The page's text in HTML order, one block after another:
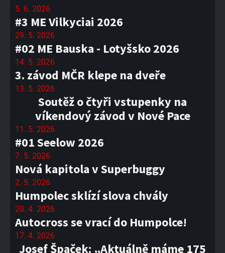
5. 6. 2026
#3 ME Vilkyciai 2026
29. 5. 2026
#02 ME Bauska - Lotyšsko 2026
14. 5. 2026
3. závod MČR klepe na dveře
13. 5. 2026
Soutěž o čtyři vstupenky na
víkendový závod v Nové Pace
11. 5. 2026
#01 Seelow 2026
7. 5. 2026
Nová kapitola v Superbuggy
2. 5. 2026
Humpolec sklízí slova chvály
20. 4. 2026
Autocross se vrací do Humpolce!
17. 4. 2026
Josef Špaček: „Aktuálně máme 175